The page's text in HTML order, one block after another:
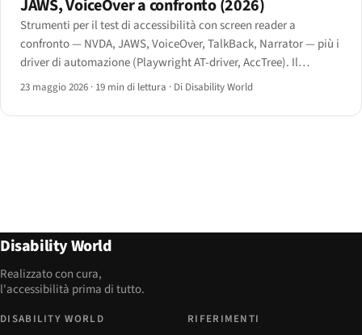
JAWS, VoiceOver a confronto (2026)
Strumenti per il test di accessibilità con screen reader a
confronto — NVDA, JAWS, VoiceOver, TalkBack, Narrator — più i
driver di automazione (Playwright AT-driver, AccTree). Il
workflow di test nel 2026.
23 maggio 2026 · 19 min di lettura · Di Disability World
Disability World
Realizzato con cura,
l'accessibilità prima di tutto.
DISABILITY WORLD RIFERIMENTI